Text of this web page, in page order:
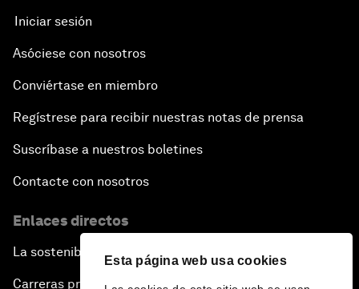
Esta página web usa cookies
Iniciar sesión
Asóciese con nosotros
Conviértase en miembro
Regístrese para recibir nuestras notas de prensa
Suscríbase a nuestros boletines
Contacte con nosotros
Enlaces directos
La sostenibilidad en el Foro
Carreras profesionales